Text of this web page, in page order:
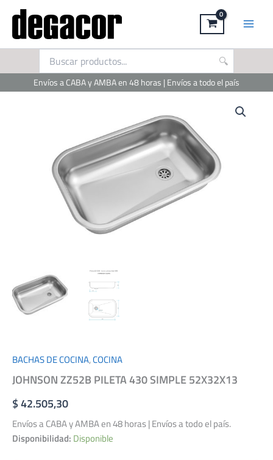
contenido
Envíos a CABA y AMBA en 48 horas | Envíos a todo el país
BACHAS DE COCINA,COCINA
JOHNSON ZZ52B PILETA 430 SIMPLE 52X32X13
$42.505,30
Envíos a CABA y AMBA en 48 horas | Envíos a todo el país.
Disponibilidad: Disponible